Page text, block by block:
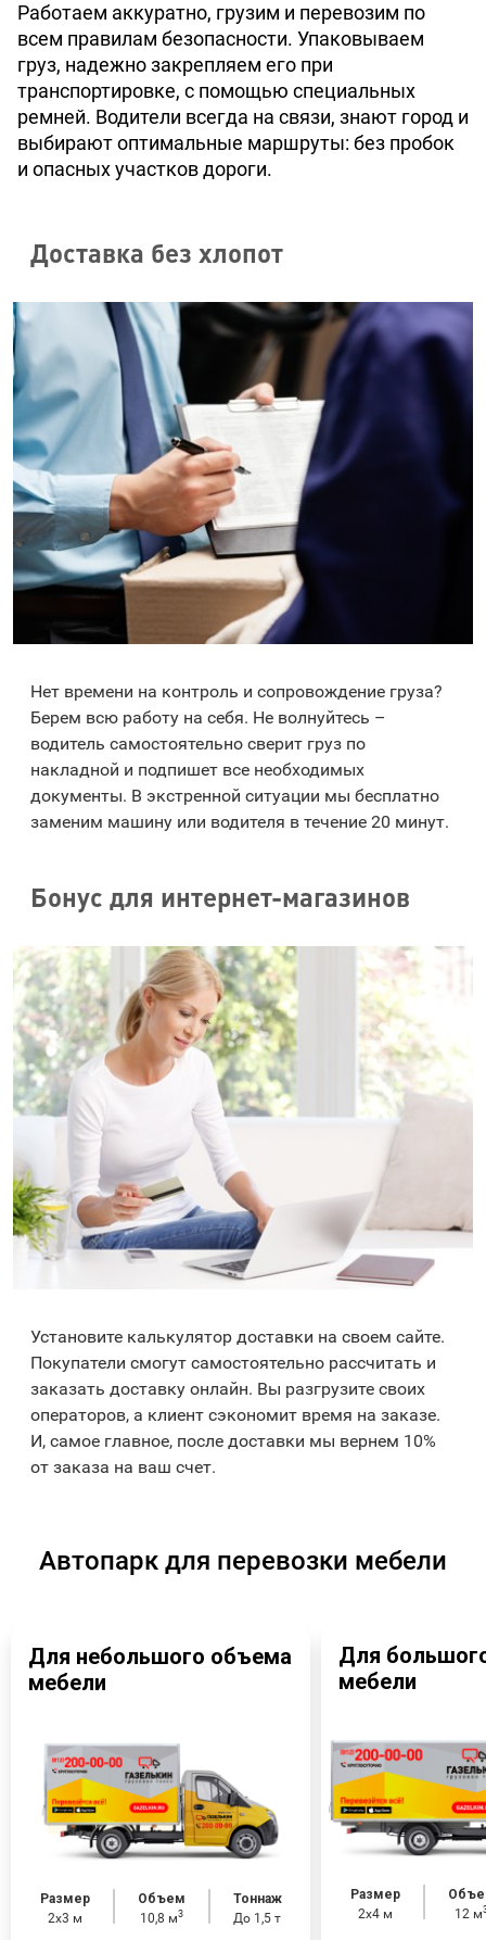
Работаем аккуратно, грузим и перевозим по
всем правилам безопасности. Упаковываем
груз, надежно закрепляем его при
транспортировке, с помощью специальных
ремней. Водители всегда на связи, знают город и
выбирают оптимальные маршруты: без пробок
и опасных участков дороги.
Доставка без хлопот
Нет времени на контроль и сопровождение груза?
Берем всю работу на себя. Не волнуйтесь –
водитель самостоятельно сверит груз по
накладной и подпишет все необходимых
документы. В экстренной ситуации мы бесплатно
заменим машину или водителя в течение 20 минут.
Бонус для интернет-магазинов
Установите калькулятор доставки на своем сайте.
Покупатели смогут самостоятельно рассчитать и
заказать доставку онлайн. Вы разгрузите своих
операторов, а клиент сэкономит время на заказе.
И, самое главное, после доставки мы вернем 10%
от заказа на ваш счет.
Автопарк для перевозки мебели
Для небольшого объема
мебели
Размер
2х3 м
Объем
10,8 м3
Тоннаж
До 1,5 т
Для
мебели
Размер
2х4 м
12 м